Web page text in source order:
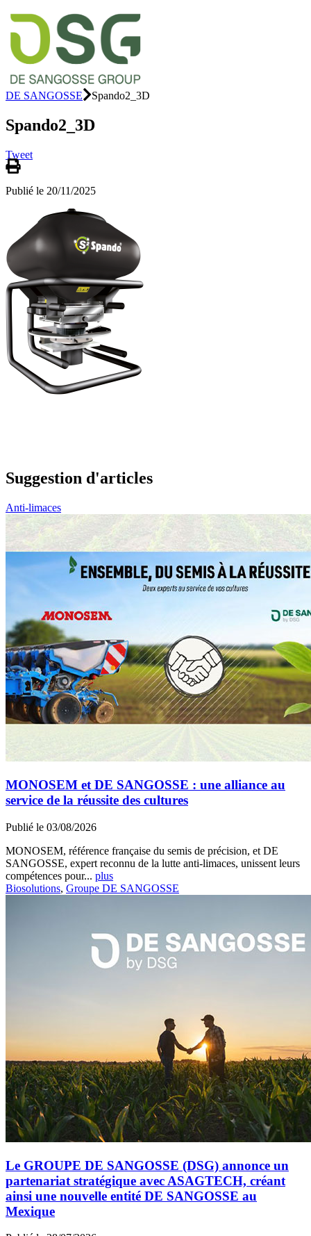
DE SANGOSSE Spando2_3D
Spando2_3D
Tweet
Publié le 20/11/2025
Suggestion d'articles
Anti-limaces
MONOSEM et DE SANGOSSE : une alliance au
service de la réussite des cultures
Publié le 03/08/2026
MONOSEM, référence française du semis de précision, et DE
SANGOSSE, expert reconnu de la lutte anti-limaces, unissent leurs
compétences pour... plus
Biosolutions, Groupe DE SANGOSSE
Le GROUPE DE SANGOSSE (DSG) annonce un
partenariat stratégique avec ASAGTECH, créant
ainsi une nouvelle entité DE SANGOSSE au
Mexique